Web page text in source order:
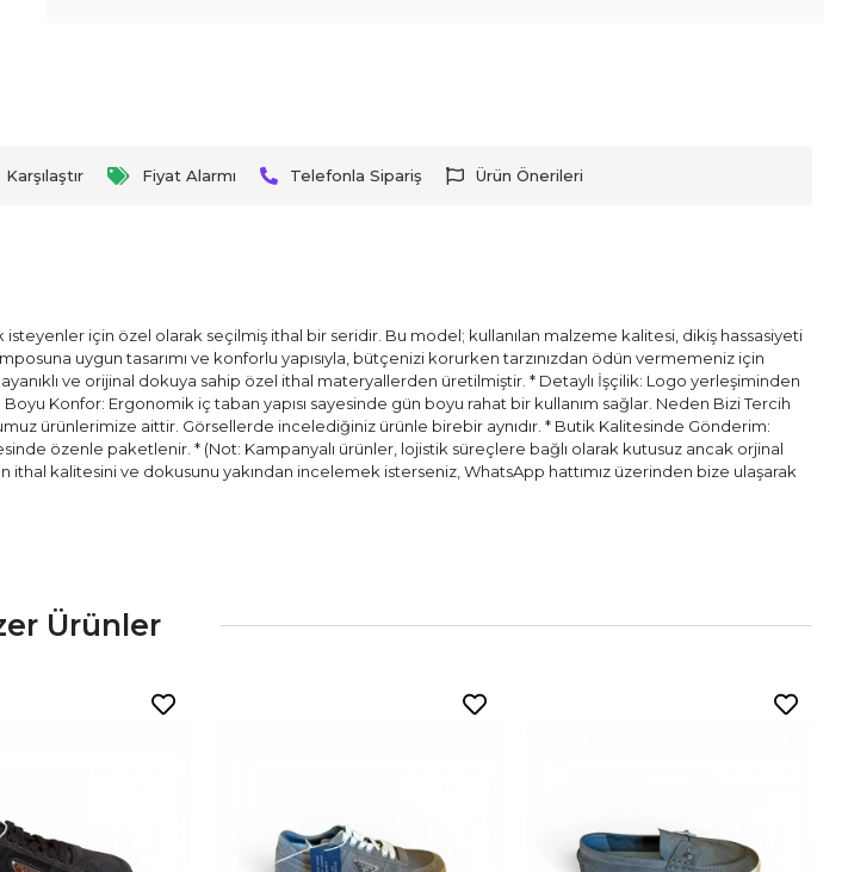
Karşılaştır Fiyat Alarmı Telefonla Sipariş Ürün Önerileri
için özel olarak seçilmiş ithal bir seridir. Bu model; kullanılan malzeme kalitesi, dikiş hassasiyeti
uygun tasarımı ve konforlu yapısıyla, bütçenizi korurken tarzınızdan ödün vermemeniz için
ve orijinal dokuya sahip özel ithal materyallerden üretilmiştir. * Detaylı İşçilik: Logo yerleşiminden
Konfor: Ergonomik iç taban yapısı sayesinde gün boyu rahat bir kullanım sağlar. Neden Bizi Tercih
ürünlerimize aittir. Görsellerde incelediğiniz ürünle birebir aynıdır. * Butik Kalitesinde Gönderim:
özenle paketlenir. * (Not: Kampanyalı ürünler, lojistik süreçlere bağlı olarak kutusuz ancak orjinal
kalitesini ve dokusunu yakından incelemek isterseniz, WhatsApp hattımız üzerinden bize ulaşarak
Ürünler